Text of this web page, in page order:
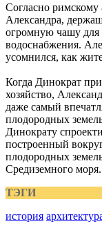
Согласно римскому
Александра,
огромную чашу для
водоснабжения.
усомнился, как
Когда Динократ
хозяйство,
даже самый
плодородных
Динократу
построенный
плодородных
Средиземного моря.
ТЭГИ
история